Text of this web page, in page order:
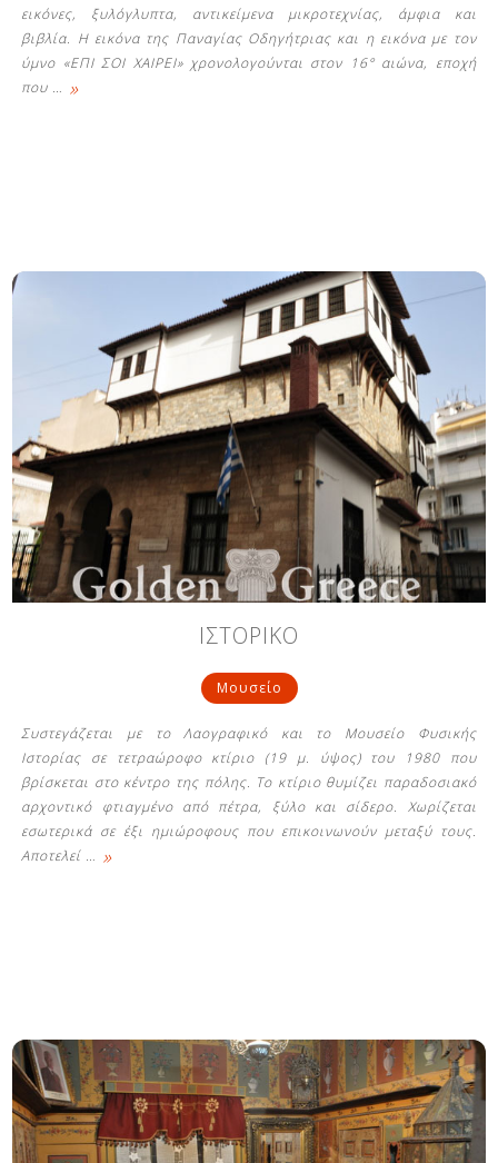
εικόνες, ξυλόγλυπτα, αντικείμενα μικροτεχνίας, άμφια και
βιβλία. Η εικόνα της Παναγίας Οδηγήτριας και η εικόνα με τον
ύμνο «ΕΠΙ ΣΟΙ ΧΑΙΡΕΙ» χρονολογούνται στον 16° αιώνα, εποχή
που … »
ΙΣΤΟΡΙΚΟ
Μουσείο
Συστεγάζεται με το Λαογραφικό και το Μουσείο Φυσικής
Ιστορίας σε τετραώροφο κτίριο (19 μ. ύψος) του 1980 που
βρίσκεται στο κέντρο της πόλης. Το κτίριο θυμίζει παραδοσιακό
αρχοντικό φτιαγμένο από πέτρα, ξύλο και σίδερο. Χωρίζεται
εσωτερικά σε έξι ημιώροφους που επικοινωνούν μεταξύ τους.
Αποτελεί … »